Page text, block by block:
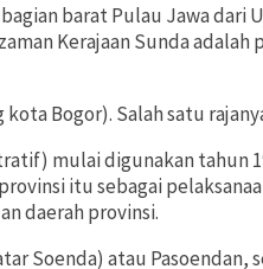
barat Pulau Jawa dari
Kerajaan Sunda adalah
Bogor). Salah satu
mulai digunakan tahun
itu sebagai
daerah provinsi.
Soenda) atau